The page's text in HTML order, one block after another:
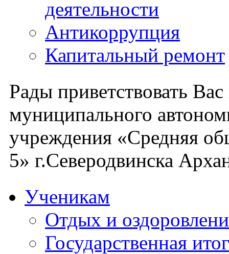
деятельности
Антикоррупция
Капитальный ремонт
Рады приветствовать
муниципального
учреждения «Средняя
5» г.Северодвинска
Ученикам
Отдых и
Государственная